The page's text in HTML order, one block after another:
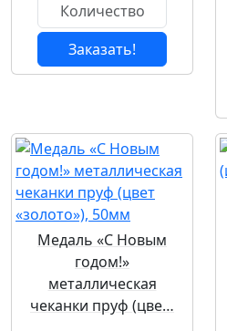
Заказать!
Медаль «С Новым
годом!»
металлическая
чеканки пруф (цве…